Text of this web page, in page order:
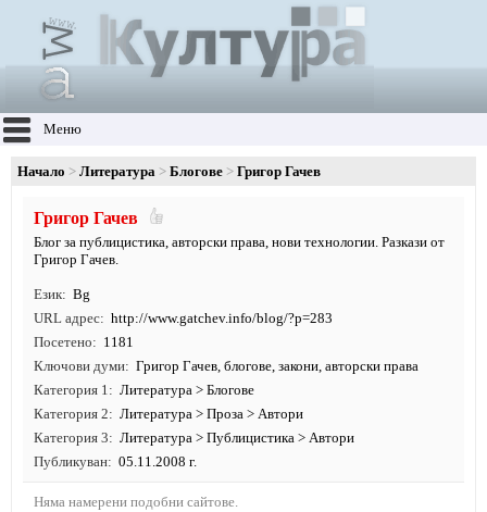
Меню
Начало Литература Блогове Григор Гачев
Григор Гачев
Блог за публицистика, авторски права, нови технологии. Разкази от
Григор Гачев.
Език
Bg
URL адрес
http://www.gatchev.info/blog/?p=283
Посетено
1181
Ключови думи
Григор Гачев, блогове, закони, авторски права
Категория 1
Литература > Блогове
Категория 2
Литература > Проза > Автори
Категория 3
Литература > Публицистика > Автори
Публикуван
05.11.2008 г.
Няма намерени подобни сайтове.